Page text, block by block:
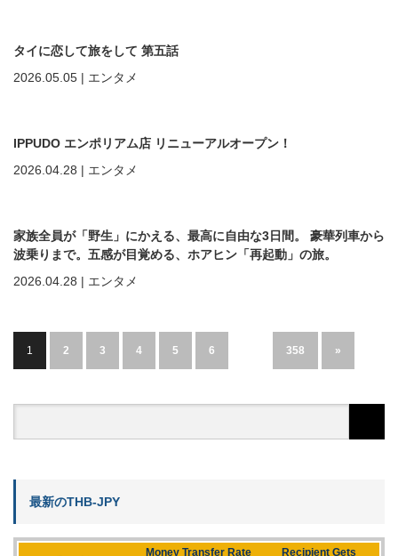
タイに恋して旅をして 第五話
2026.05.05 | エンタメ
IPPUDO エンポリアム店 リニューアルオープン！
2026.04.28 | エンタメ
家族全員が「野生」にかえる、最高に自由な3日間。 豪華列車から
波乗りまで。五感が目覚める、ホアヒン「再起動」の旅。
2026.04.28 | エンタメ
1 2 3 4 5 6 358 »
最新のTHB-JPY